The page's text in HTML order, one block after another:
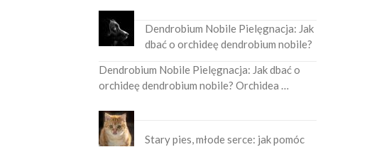
Dendrobium Nobile Pielęgnacja: Jak
dbać o orchideę dendrobium nobile?
Dendrobium Nobile Pielęgnacja: Jak dbać o
orchideę dendrobium nobile? Orchidea …
Stary pies, młode serce: jak pomóc